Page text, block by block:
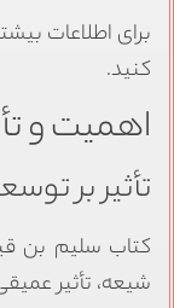
برای اطلاعات
کنید.
اهمیت و
تأثیر بر
کتاب سلیم بن
شیعه، تأثیر